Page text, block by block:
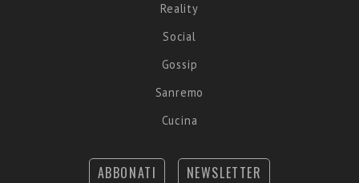
Reality
Social
Gossip
Sanremo
Cucina
ABBONATI NEWSLETTER